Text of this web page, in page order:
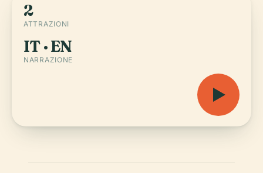
2
ATTRAZIONI
IT · EN
NARRAZIONE